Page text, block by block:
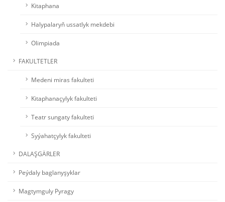
Kitaphana
Halypalaryň ussatlyk mekdebi
Olimpiada
FAKULTETLER
Medeni miras fakulteti
Kitaphanaçylyk fakulteti
Teatr sungaty fakulteti
Syýahatçylyk fakulteti
DALAŞGÄRLER
Peýdaly baglanyşyklar
Magtymguly Pyragy